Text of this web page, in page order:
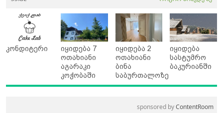
კონდიტერი
იყიდება 7
ოთახიანი
აგარაკი
კოჭობაში
იყიდება 2
ოთახიანი
ბინა
საბურთალოზე
იყიდება
სასტუმრო
ბაკურიანში
sponsored byContentRoom